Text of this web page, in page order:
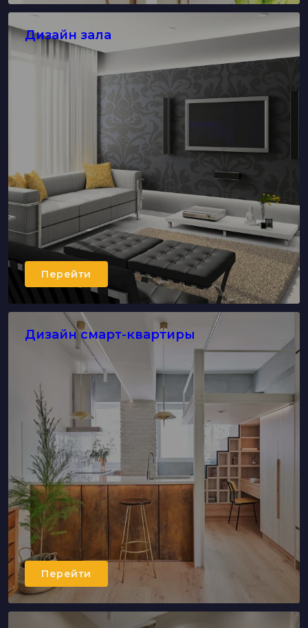
Дизайн зала
Перейти
Дизайн смарт-квартиры
Перейти